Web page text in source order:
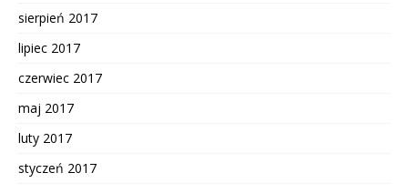
sierpień 2017
lipiec 2017
czerwiec 2017
maj 2017
luty 2017
styczeń 2017